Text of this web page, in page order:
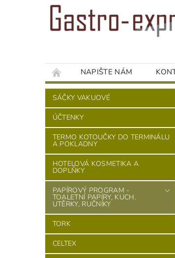
NAPIŠTE NÁM
SÁČKY VAKUOVÉ
ÚČTENKY
TERMO KOTOUČKY DO TERMINÁLU
A POKLADNY
HOTELOVÁ KOSMETIKA A
DOPLŇKY
PAPÍROVÝ PROGRAM -
TOALETNÍ PAPÍRY, KUCH.
UTĚRKY, RUČNÍKY
TORK
CELTEX